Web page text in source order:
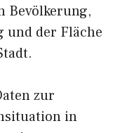
Bevölkerung,
und der Fläche
zur
in